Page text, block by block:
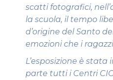
scatti fotografici,
la scuola, il tempo
d’origine del Santo
emozioni che i
L’esposizione è
parte tutti i Centri